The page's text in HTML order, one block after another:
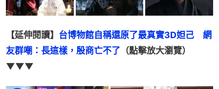
【延伸閱讀】 台博物館自稱還原了最真實3D妲己　網
友群嘲：長這樣，殷商亡不了 （點擊放大瀏覽）
▼▼▼